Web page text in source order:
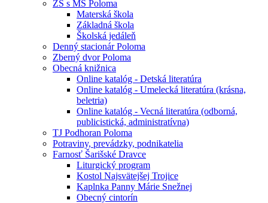
ZŠ s MŠ Poloma
Materská škola
Základná škola
Školská jedáleň
Denný stacionár Poloma
Zberný dvor Poloma
Obecná knižnica
Online katalóg - Detská literatúra
Online katalóg - Umelecká literatúra (krásna,
beletria)
Online katalóg - Vecná literatúra (odborná,
publicistická, administratívna)
TJ Podhoran Poloma
Potraviny, prevádzky, podnikatelia
Farnosť Šarišské Dravce
Liturgický program
Kostol Najsvätejšej Trojice
Kaplnka Panny Márie Snežnej
Obecný cintorín